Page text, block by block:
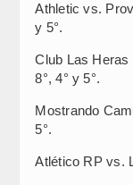
Athletic vs.
y 5°.
Club Las Heras
8°, 4° y 5°.
Mostrando
5°.
Atlético RP vs.